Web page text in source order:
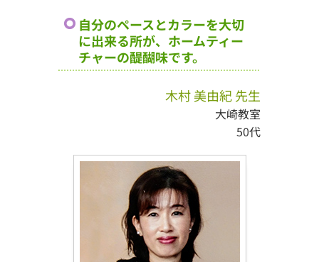
自分のペースとカラーを大切
に出来る所が、ホームティー
チャーの醍醐味です。
木村 美由紀 先生
大崎教室
50代